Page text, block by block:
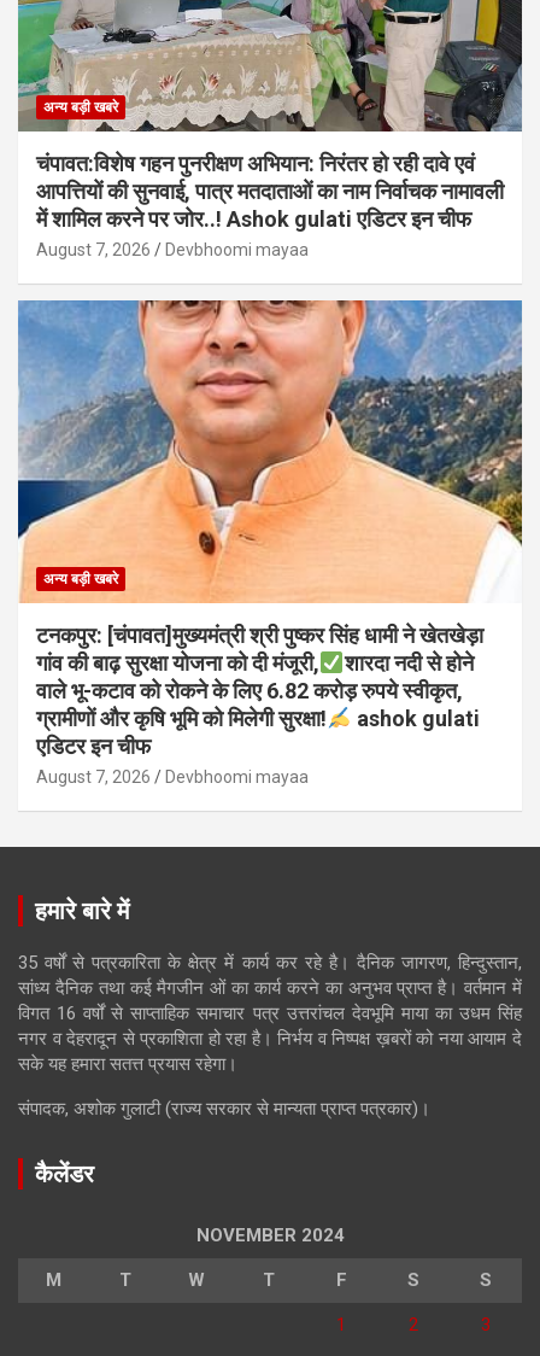
अन्य बड़ी खबरे
चंपावत:विशेष गहन पुनरीक्षण अभियान: निरंतर हो रही दावे एवं
आपत्तियों की सुनवाई, पात्र मतदाताओं का नाम निर्वाचक नामावली
में शामिल करने पर जोर..! Ashok gulati एडिटर इन चीफ
August 7, 2026 Devbhoomi mayaa
अन्य बड़ी खबरे
टनकपुर: [चंपावत]मुख्यमंत्री श्री पुष्कर सिंह धामी ने खेतखेड़ा
गांव की बाढ़ सुरक्षा योजना को दी मंजूरी,
शारदा नदी से होने
वाले भू-कटाव को रोकने के लिए 6.82 करोड़ रुपये स्वीकृत,
ग्रामीणों और कृषि भूमि को मिलेगी सुरक्षा!
ashok gulati
एडिटर इन चीफ
August 7, 2026 Devbhoomi mayaa
हमारे बारे में
35 वर्षों से पत्रकारिता के क्षेत्र में कार्य कर रहे है। दैनिक जागरण, हिन्दुस्तान,
सांध्य दैनिक तथा कई मैगजीन ओं का कार्य करने का अनुभव प्राप्त है। वर्तमान में
विगत 16 वर्षों से साप्ताहिक समाचार पत्र उत्तरांचल देवभूमि माया का उधम सिंह
नगर व देहरादून से प्रकाशिता हो रहा है। निर्भय व निष्पक्ष ख़बरों को नया आयाम दे
सके यह हमारा सतत्त प्रयास रहेगा।
संपादक, अशोक गुलाटी (राज्य सरकार से मान्यता प्राप्त पत्रकार)।
कैलेंडर
NOVEMBER 2024
M T W T F S S
1 2 3